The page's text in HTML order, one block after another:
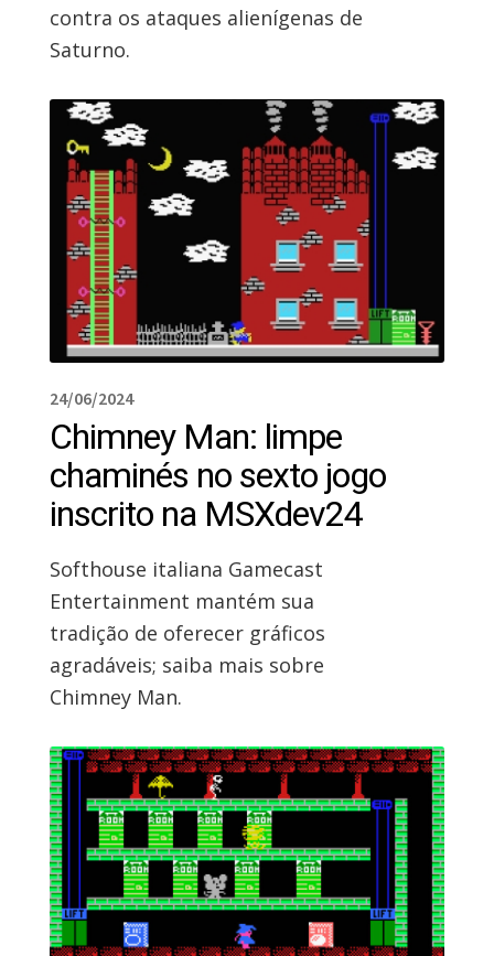
contra os ataques alienígenas de
Saturno.
24/06/2024
Chimney Man: limpe
chaminés no sexto jogo
inscrito na MSXdev24
Softhouse italiana Gamecast
Entertainment mantém sua
tradição de oferecer gráficos
agradáveis; saiba mais sobre
Chimney Man.